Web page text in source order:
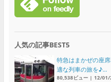
人気の記事BEST5
特急はまかぜの座
適な列車の旅を♪...
80,538ビュー| 12/01/